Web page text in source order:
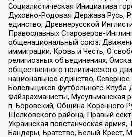
Социалистическая Инициатива
Духовно-Родовая Держава Русь,
единство, Древнерусской
Православных Староверов-
общенациональный союз,
иммиграции, Кровь и Честь, О
религиозных объединениях,
общественного политического
национальное единство, Северное
Болельщиков Футбольного Клуба
Файзрахманисты, Мусульманская
п. Боровский, Община Коренного
Щелковского района, Правый
Украинская повстанческая армия,
Бандеры, Братство, Белый Крест,